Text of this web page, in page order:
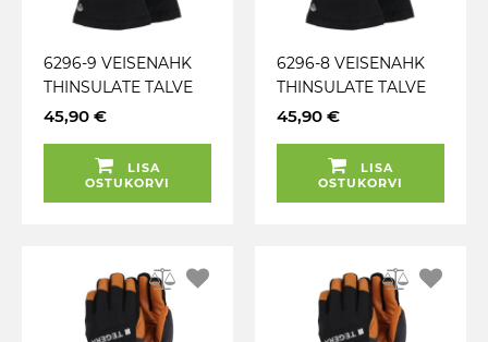
6296-9 VEISENAHK
THINSULATE TALVE
TÖÖKINDAD TEGERA
45,90 €
LISA
OSTUKORVI
6296-8 VEISENAHK
THINSULATE TALVE
TÖÖKINDAD TEGERA
45,90 €
LISA
OSTUKORVI